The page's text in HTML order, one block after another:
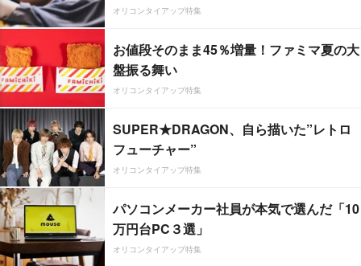
オリコンタイアップ特集
お値段そのまま45％増量！ファミマ夏の大
盤振る舞い
オリコンタイアップ特集
SUPER★DRAGON、自ら描いた”レトロ
フューチャー”
オリコンタイアップ特集
パソコンメーカー社員が本気で選んだ「10
万円台PC３選」
オリコンタイアップ特集